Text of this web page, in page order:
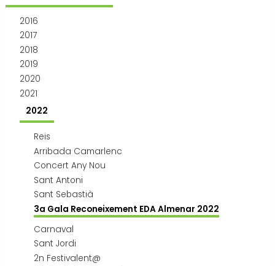
2016
2017
2018
2019
2020
2021
2022
Reis
Arribada Camarlenc
Concert Any Nou
Sant Antoni
Sant Sebastià
3a Gala Reconeixement EDA Almenar 2022
Carnaval
Sant Jordi
2n Festivalent@